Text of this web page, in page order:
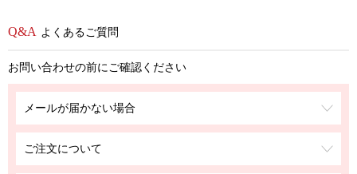
よくあるご質問
お問い合わせの前にご確認ください
メールが届かない場合
ご注文について